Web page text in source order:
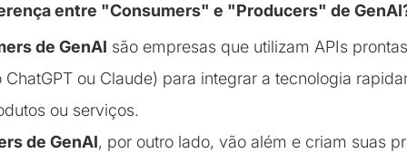
entre "Consumers" e "Producers" de
de GenAI são empresas que utilizam APIs
ChatGPT ou Claude) para integrar a tecnologia
ou serviços.
de GenAI, por outro lado, vão além e criam suas